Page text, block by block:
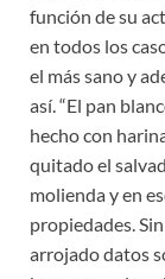
función de su
en todos los
el más sano y
así. “El pan
hecho con
quitado el
molienda y en
propiedades.
arrojado datos